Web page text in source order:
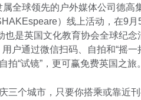
全球领先的户外媒体公司德高
）线上活动，在9
也是英国文化教育协会全球纪念
户通过微信扫码、自拍和“摇一
拍“试镜”，更可赢免费英国之旅。
三个城市，只要你搭乘或靠近刊